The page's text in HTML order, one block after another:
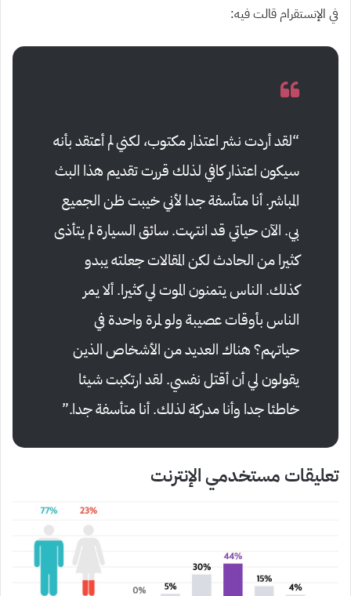
في الإنستقرام قالت فيه:
“لقد أردت نشر اعتذار مكتوب، لكني لم أعتقد بأنه
سيكون اعتذار كافي لذلك قررت تقديم هذا البث
المباشر. أنا متأسفة جدا لأني خيبت ظن الجميع
بي. الآن حياتي قد انتهت. سائق السيارة لم يتأذى
كثيرا من الحادث لكن المقالات جعلته يبدو
كذلك. الناس يتمنون الموت لي كثيرا. ألا يمر
الناس بأوقات عصيبة ولو لمرة واحدة في
حياتهم؟ هناك العديد من الأشخاص الذين
يقولون لي أن أقتل نفسي. لقد ارتكبت شيئا
خاطئا جدا وأنا مدركة لذلك. أنا متأسفة جدا.”
تعليقات مستخدمي الإنترنت